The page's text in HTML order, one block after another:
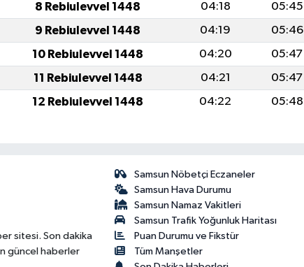
8 Rebiulevvel 1448 04:18 05:45
9 Rebiulevvel 1448 04:19 05:46
10 Rebiulevvel 1448 04:20 05:47
11 Rebiulevvel 1448 04:21 05:47
12 Rebiulevvel 1448 04:22 05:48
sitesi. Son dakika
güncel haberler
Samsun Nöbetçi Eczaneler
Samsun Hava Durumu
Samsun Namaz Vakitleri
Samsun Trafik Yoğunluk Haritası
Puan Durumu ve Fikstür
Tüm Manşetler